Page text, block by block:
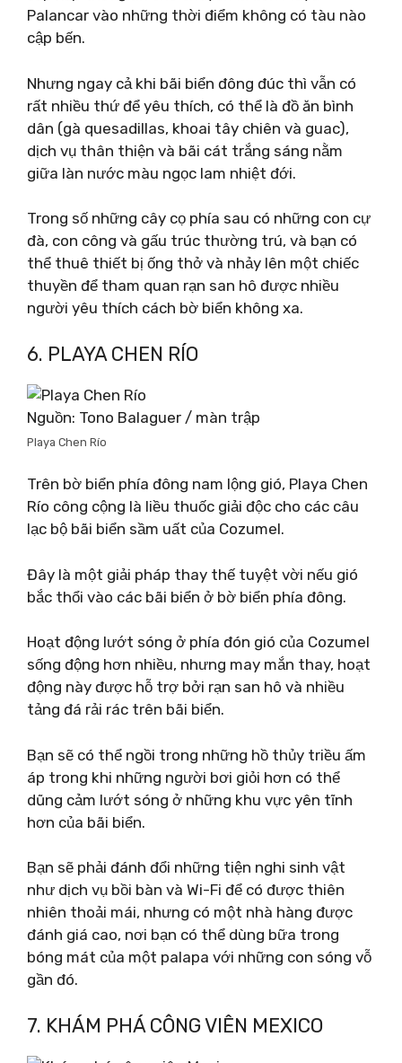
Palancar vào những thời điểm không có tàu nào
cập bến.
Nhưng ngay cả khi bãi biển đông đúc thì vẫn có
rất nhiều thứ để yêu thích, có thể là đồ ăn bình
dân (gà quesadillas, khoai tây chiên và guac),
dịch vụ thân thiện và bãi cát trắng sáng nằm
giữa làn nước màu ngọc lam nhiệt đới.
Trong số những cây cọ phía sau có những con cự
đà, con công và gấu trúc thường trú, và bạn có
thể thuê thiết bị ống thở và nhảy lên một chiếc
thuyền để tham quan rạn san hô được nhiều
người yêu thích cách bờ biển không xa.
6. PLAYA CHEN RÍO
Nguồn: Tono Balaguer / màn trập
Playa Chen Río
Trên bờ biển phía đông nam lộng gió, Playa Chen
Río công cộng là liều thuốc giải độc cho các câu
lạc bộ bãi biển sầm uất của Cozumel.
Đây là một giải pháp thay thế tuyệt vời nếu gió
bắc thổi vào các bãi biển ở bờ biển phía đông.
Hoạt động lướt sóng ở phía đón gió của Cozumel
sống động hơn nhiều, nhưng may mắn thay, hoạt
động này được hỗ trợ bởi rạn san hô và nhiều
tảng đá rải rác trên bãi biển.
Bạn sẽ có thể ngồi trong những hồ thủy triều ấm
áp trong khi những người bơi giỏi hơn có thể
dũng cảm lướt sóng ở những khu vực yên tĩnh
hơn của bãi biển.
Bạn sẽ phải đánh đổi những tiện nghi sinh vật
như dịch vụ bồi bàn và Wi-Fi để có được thiên
nhiên thoải mái, nhưng có một nhà hàng được
đánh giá cao, nơi bạn có thể dùng bữa trong
bóng mát của một palapa với những con sóng vỗ
gần đó.
7. KHÁM PHÁ CÔNG VIÊN MEXICO